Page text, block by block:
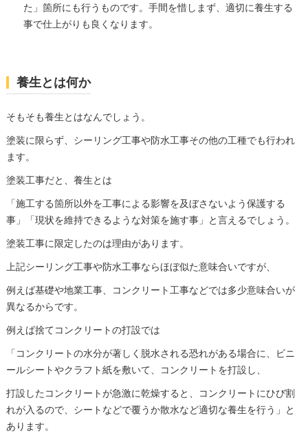
た」箇所にも行うものです。手間を惜しまず、適切に養生する
事で仕上がりも良くなります。
養生とは何か
そもそも養生とはなんでしょう。
塗装に限らず、シーリング工事や防水工事その他の工種でも行われ
ます。
塗装工事だと、養生とは
「施工する箇所以外を工事による影響を及ぼさないよう保護する
事」「現状を維持できるような対策を施す事」と言えるでしょう。
塗装工事に限定したのは理由があります。
上記シーリング工事や防水工事ならほぼ似た意味合いですが、
例えば基礎や地業工事、コンクリート工事などでは多少意味合いが
異なるからです。
例えば捨てコンクリートの打設では
「コンクリートの水分が著しく脱水される恐れがある場合に、ビニ
ールシートやクラフト紙を敷いて、コンクリートを打設し、
打設したコンクリートが急激に乾燥すると、コンクリートにひび割
れが入るので、シートなどで覆うか散水など適切な養生を行う」と
あります。